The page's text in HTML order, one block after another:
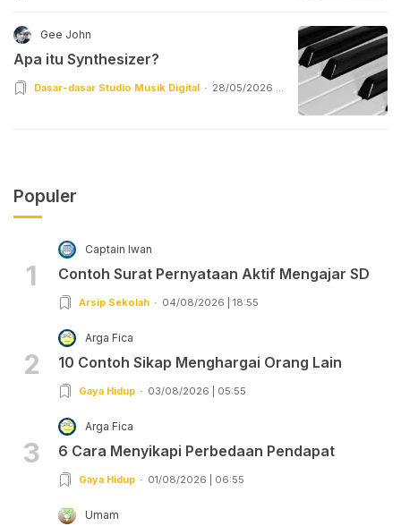
Gee John
Apa itu Synthesizer?
Dasar-dasar Studio Musik Digital
28/05/2026 |
Populer
1
Captain Iwan
Contoh Surat Pernyataan Aktif Mengajar SD
Arsip Sekolah 04/08/2026 | 18:55
2
Arga Fica
10 Contoh Sikap Menghargai Orang Lain
Gaya Hidup 03/08/2026 | 05:55
3
Arga Fica
6 Cara Menyikapi Perbedaan Pendapat
Gaya Hidup 01/08/2026 | 06:55
Umam